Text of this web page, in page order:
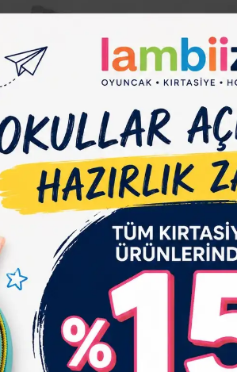
kullanılabilen küçük, içi boş, ütü ile
yaştan, yetenekten ve cinsiyetten kişiler
ve tasarımlarınızı kalıcı hale getirin.
tablalarla boncuk dizmek hem eğlenceli hem de
olarak zevkle yapabileceğiniz gibi hem
gücüne ve görsel algıya pozitif etkileri olan
altlığı, broş, küpe, anahtarlık ya da ipe dizerek
tarafından icat edilmiştir. Orijinal marka adı
emisyona neden olup olmadığını
ütülendiği odalarda kalmanın sağlıksız
tıbbi yardım alın. Hama boncuklar gıda